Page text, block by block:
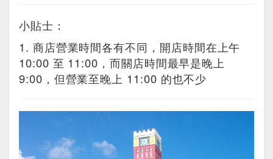
小貼士：
1. 商店營業時間各有不同，開店時間在上午
10:00 至 11:00，而關店時間最早是晚上
9:00，但營業至晚上 11:00 的也不少